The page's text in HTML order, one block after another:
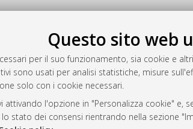
Questo sito web
per il suo funzionamento, sia cookie e
sono usati per analisi statistiche, misure
solo con i cookie necessari.
l'opzione in "Personalizza cookie"
stato dei consensi rientrando nella sezione
AMS Dottorato
2038-7946
Servizio implementato e gestito da
Impostazioni Cookie
Informativa sulla privacy